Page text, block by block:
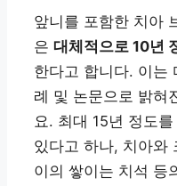
앞니를 포함한 치아
은 대체적으로 10년
한다고 합니다. 이는
례 및 논문으로 밝혀
요. 최대 15년 정도
있다고 하나, 치아와
이의 쌓이는 치석 등